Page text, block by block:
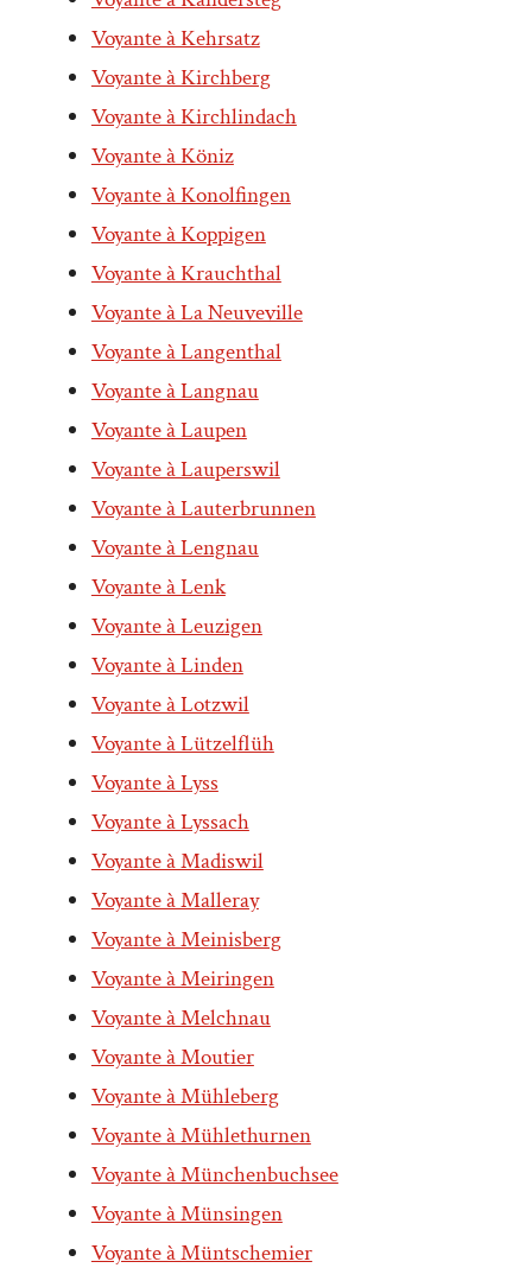
Voyante à Kehrsatz
Voyante à Kirchberg
Voyante à Kirchlindach
Voyante à Köniz
Voyante à Konolfingen
Voyante à Koppigen
Voyante à Krauchthal
Voyante à La Neuveville
Voyante à Langenthal
Voyante à Langnau
Voyante à Laupen
Voyante à Lauperswil
Voyante à Lauterbrunnen
Voyante à Lengnau
Voyante à Lenk
Voyante à Leuzigen
Voyante à Linden
Voyante à Lotzwil
Voyante à Lützelflüh
Voyante à Lyss
Voyante à Lyssach
Voyante à Madiswil
Voyante à Malleray
Voyante à Meinisberg
Voyante à Meiringen
Voyante à Melchnau
Voyante à Moutier
Voyante à Mühleberg
Voyante à Mühlethurnen
Voyante à Münchenbuchsee
Voyante à Münsingen
Voyante à Müntschemier